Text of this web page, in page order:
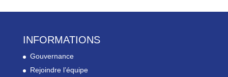
INFORMATIONS
Gouvernance
Rejoindre l’équipe